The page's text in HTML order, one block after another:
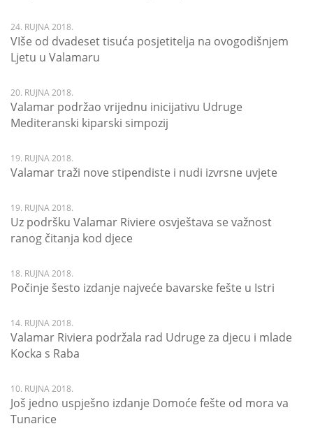
24. RUJNA 2018.
VIše od dvadeset tisuća posjetitelja na ovogodišnjem
Ljetu u Valamaru
20. RUJNA 2018.
Valamar podržao vrijednu inicijativu Udruge
Mediteranski kiparski simpozij
19. RUJNA 2018.
Valamar traži nove stipendiste i nudi izvrsne uvjete
19. RUJNA 2018.
Uz podršku Valamar Riviere osvještava se važnost
ranog čitanja kod djece
18. RUJNA 2018.
Počinje šesto izdanje najveće bavarske fešte u Istri
14. RUJNA 2018.
Valamar Riviera podržala rad Udruge za djecu i mlade
Kocka s Raba
10. RUJNA 2018.
Još jedno uspješno izdanje Domoće fešte od mora va
Tunarice